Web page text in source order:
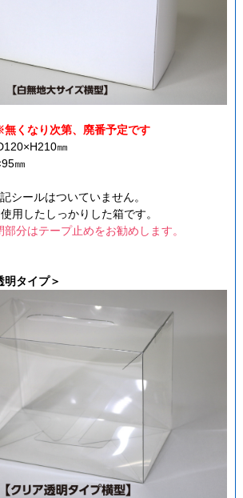
くなり次第、廃番予定です
㎜
㎜
シールはついていません。
用したしっかりした箱です。
分はテープ止めをお勧めします。
タイプ＞